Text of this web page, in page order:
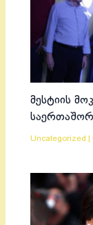
მესტიის
Uncategorized